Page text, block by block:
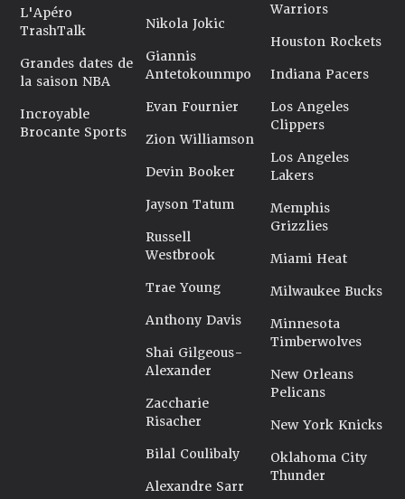
L'Apéro
TrashTalk
Grandes dates de
la saison NBA
Incroyable
Brocante Sports
Nikola Jokic
Giannis
Antetokounmpo
Evan Fournier
Zion Williamson
Devin Booker
Jayson Tatum
Russell
Westbrook
Trae Young
Anthony Davis
Shai Gilgeous-
Alexander
Zaccharie
Risacher
Bilal Coulibaly
Alexandre Sarr
Warriors
Houston Rockets
Indiana Pacers
Los Angeles
Clippers
Los Angeles
Lakers
Memphis
Grizzlies
Miami Heat
Milwaukee Bucks
Minnesota
Timberwolves
New Orleans
Pelicans
New York Knicks
Oklahoma City
Thunder